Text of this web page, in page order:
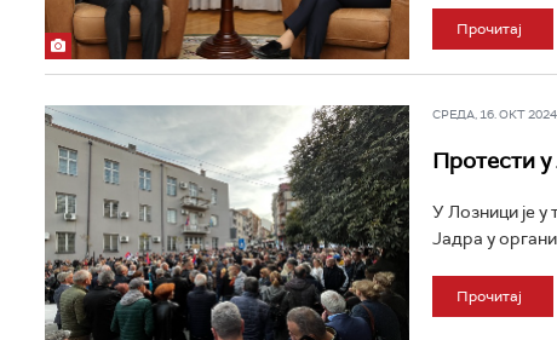
Прочитај
СРЕДА, 16. ОКТ
Протести
У Лозници је у
Јадра у
Прочитај